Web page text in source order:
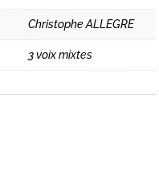
Christophe ALLEGRE
3 voix mixtes